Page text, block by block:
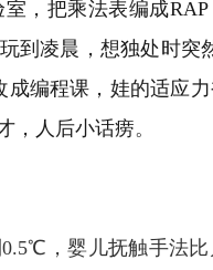
，把乘法表编成
到凌晨，想独处时突
编程课，娃的适应
，人后小话痨。
，婴儿抚触手法